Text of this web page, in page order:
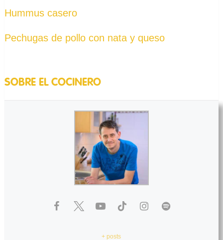
Hummus casero
Pechugas de pollo con nata y queso
SOBRE EL COCINERO
+ posts